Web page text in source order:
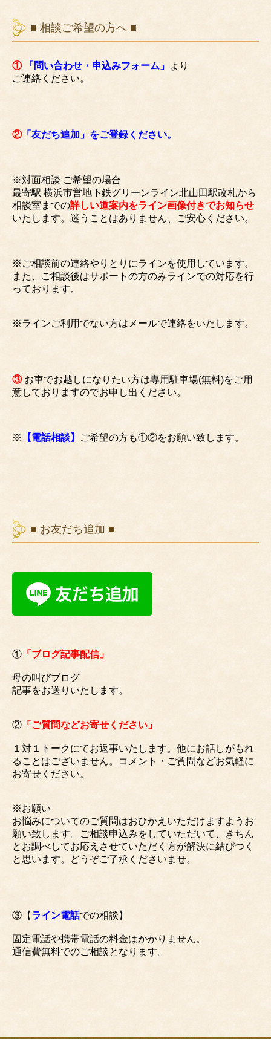
■ 相談ご希望の方へ ■
① 「問い合わせ・申込みフォーム」 より
ご連絡ください。
②「友だち追加」をご登録ください。
※対面相談 ご希望の場合
最寄駅 横浜市営地下鉄グリーンライン北山田駅改札から
相談室までの詳しい道案内をライン画像付きでお知らせ
いたします。迷うことはありません、ご安心ください。
※ご相談前の連絡やりとりにラインを使用しています。
また、ご相談後はサポートの方のみラインでの対応を行
っております。
※ラインご利用でない方はメールで連絡をいたします。
③お車でお越しになりたい方は専用駐車場(無料)をご用
意しておりますのでお申し出ください。
※ 【電話相談】 ご希望の方も①②をお願い致します。
■ お友だち追加 ■
① 「ブログ記事配信」
母の叫びブログ
記事をお送りいたします。
② 「ご質問などお寄せください」
１対１トークにてお返事いたします。他にお話しがもれ
ることはございません。コメント・ご質問などお気軽に
お寄せください。
※お願い
お悩みについてのご質問はおひかえいただけますようお
願い致します。ご相談申込みをしていただいて、きちん
とお調べしてお応えさせていただく方が解決に結びつく
と思います。どうぞご了承くださいませ。
③【 ライン電話での相談】
固定電話や携帯電話の料金はかかりません。
通信費無料でのご相談となります。